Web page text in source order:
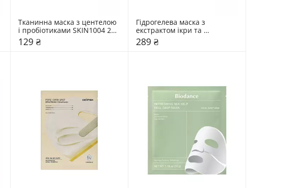
Тканинна маска з центелою
і пробіотиками SKIN1004 22
мл
129 ₴
Гідрогелева маска з
екстрактом ікри та
полінуклеатидами Biodance
34 мл
289 ₴